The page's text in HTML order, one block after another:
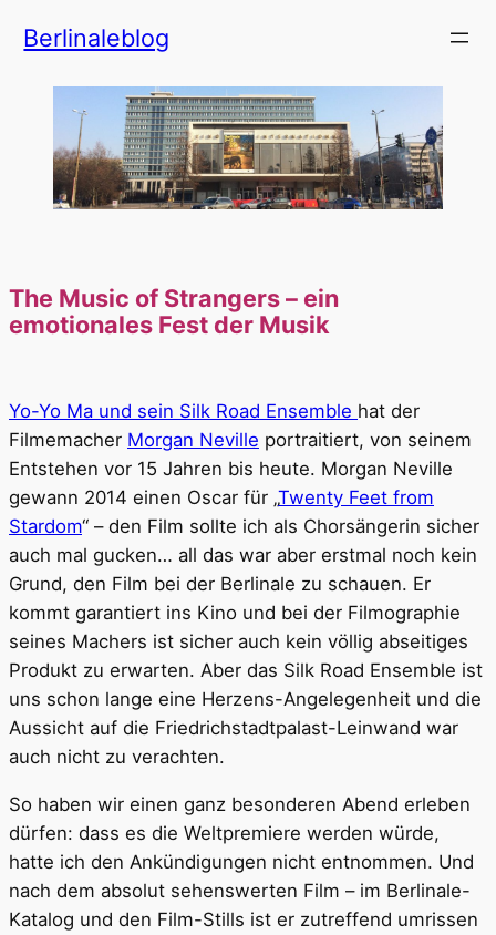
Inhalt
Berlinaleblog
The Music of Strangers – ein
emotionales Fest der Musik
Yo-Yo Ma und sein Silk Road Ensemble hat der
Filmemacher Morgan Neville portraitiert, von seinem
Entstehen vor 15 Jahren bis heute. Morgan Neville
gewann 2014 einen Oscar für „Twenty Feet from
Stardom“ – den Film sollte ich als Chorsängerin sicher
auch mal gucken… all das war aber erstmal noch kein
Grund, den Film bei der Berlinale zu schauen. Er
kommt garantiert ins Kino und bei der Filmographie
seines Machers ist sicher auch kein völlig abseitiges
Produkt zu erwarten. Aber das Silk Road Ensemble ist
uns schon lange eine Herzens-Angelegenheit und die
Aussicht auf die Friedrichstadtpalast-Leinwand war
auch nicht zu verachten.
So haben wir einen ganz besonderen Abend erleben
dürfen: dass es die Weltpremiere werden würde,
hatte ich den Ankündigungen nicht entnommen. Und
nach dem absolut sehenswerten Film – im Berlinale-
Katalog und den Film-Stills ist er zutreffend umrissen